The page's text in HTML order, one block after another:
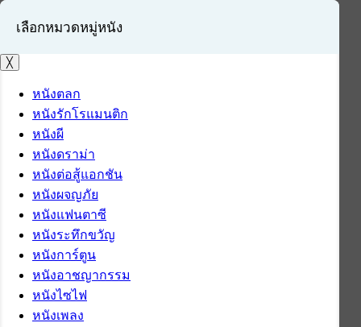
เข้าสู่ระบบ
สมัครสมาชิก
เลือกหมวดหมู่หนัง
╳
หนังตลก
หนังรักโรแมนติก
หนังผี
หนังดราม่า
หนังต่อสู้แอกชัน
หนังผจญภัย
หนังแฟนตาซี
หนังระทึกขวัญ
หนังการ์ตูน
หนังอาชญากรรม
หนังไซไฟ
หนังเพลง